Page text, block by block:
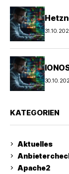
KATEGORIEN
Aktuelles
Apache2